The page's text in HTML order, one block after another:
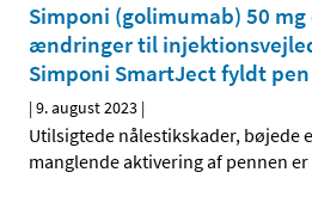
Simponi (golimumab) 50 mg
ændringer til
Simponi SmartJect fyldt pen
|9. august 2023 |
Utilsigtede nålestikskader, bøjede
manglende aktivering af pennen